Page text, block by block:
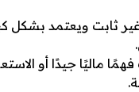
غير ثابت ويعتمد بشكل
ماليًا جيدًا أو